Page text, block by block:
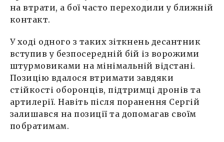
на втрати, а бої часто переходили у ближній
контакт.
У ході одного з таких зіткнень десантник
вступив у безпосередній бій із ворожими
штурмовиками на мінімальній відстані.
Позицію вдалося втримати завдяки
стійкості оборонців, підтримці дронів та
артилерії. Навіть після поранення Сергій
залишався на позиції та допомагав своїм
побратимам.